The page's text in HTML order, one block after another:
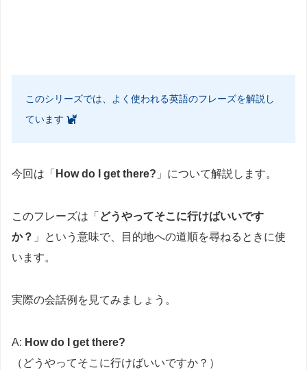
このシリーズでは、よく使われる英語のフレーズを解説し
ています
今回は「 How do I get there? 」について解説します。
このフレーズは「 どうやってそこに行けばいいです
か？ 」という意味で、目的地への道順を尋ねるときに使
います。
実際の会話例を見てみましょう。
A: How do I get there?
（どうやってそこに行けばいいですか？）